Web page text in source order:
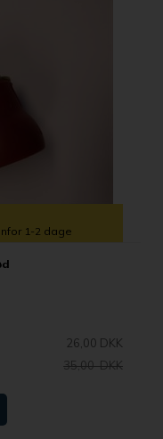
1-2 dage
26,00 DKK
35,00 DKK